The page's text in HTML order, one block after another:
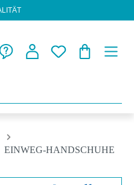
EINWEG-HANDSCHUHE